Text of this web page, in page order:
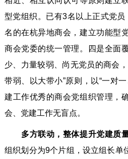
型党组织。已有3名以上正式党
名的在杭异地商会，建立功能型
商会党委的统一管理。四是全面
少、力量较弱、尚无党员的商会
带弱、以大带小”原则，以“一对
建工作优秀的商会党组织管理，
会、党建工作无盲点。
多方联动，整体提升党建质量
组织划分为9个片组，设立组长单